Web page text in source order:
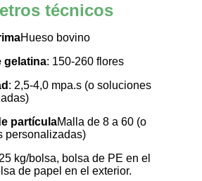
técnicos
Hueso bovino
gelatina: 150-260 flores
: 2,5-4,0 mpa.s (o soluciones
partículaMalla de 8 a 60 (o
personalizadas)
kg/bolsa, bolsa de PE en el
de papel en el exterior.